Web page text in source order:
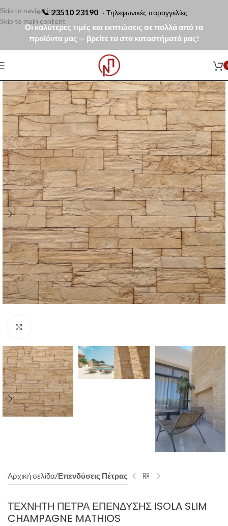
📞23510 23190 · Τηλεφωνικές παραγγελίες
Οι καλύτερες τιμές και εκπτώσεις σε πολλά από τα
προϊόντα μας — βρείτε τα στα καταστήματά μας!
Skip to navigation
Skip to main content
Αρχική σελίδα Επενδύσεις Πέτρας
ΤΕΧΝΗΤΉ ΠΈΤΡΑ ΕΠΈΝΔΥΣΗΣ ISOLA SLIM
CHAMPAGNE MATHIOS